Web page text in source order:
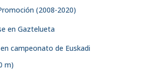
(2008-2020)
en Gaztelueta
campeonato de Euskadi
m)